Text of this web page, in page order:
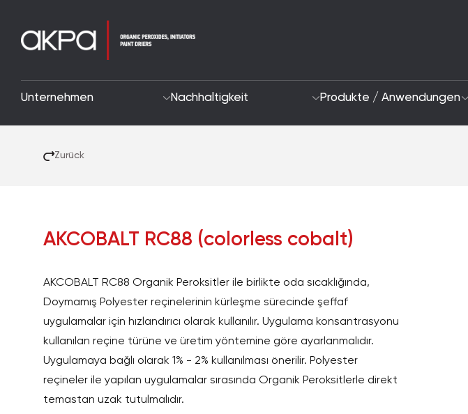
Unternehmen Nachhaltigkeit Produkte / Anwendungen
Zurück
AKCOBALT RC88 (colorless cobalt)
AKCOBALT RC88 Organik Peroksitler ile birlikte oda sıcaklığında,
Doymamış Polyester reçinelerinin kürleşme sürecinde şeffaf
uygulamalar için hızlandırıcı olarak kullanılır. Uygulama konsantrasyonu
kullanılan reçine türüne ve üretim yöntemine göre ayarlanmalıdır.
Uygulamaya bağlı olarak 1% - 2% kullanılması önerilir. Polyester
reçineler ile yapılan uygulamalar sırasında Organik Peroksitlerle direkt
temastan uzak tutulmalıdır.